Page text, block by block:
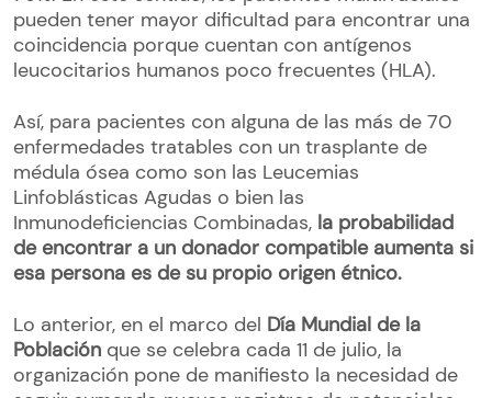
pueden tener mayor dificultad para encontrar una
coincidencia porque cuentan con antígenos
leucocitarios humanos poco frecuentes (HLA).
Así, para pacientes con alguna de las más de 70
enfermedades tratables con un trasplante de
médula ósea como son las Leucemias
Linfoblásticas Agudas o bien las
Inmunodeficiencias Combinadas, la probabilidad
de encontrar a un donador compatible aumenta si
esa persona es de su propio origen étnico.
Lo anterior, en el marco del Día Mundial de la
Población que se celebra cada 11 de julio, la
organización pone de manifiesto la necesidad de